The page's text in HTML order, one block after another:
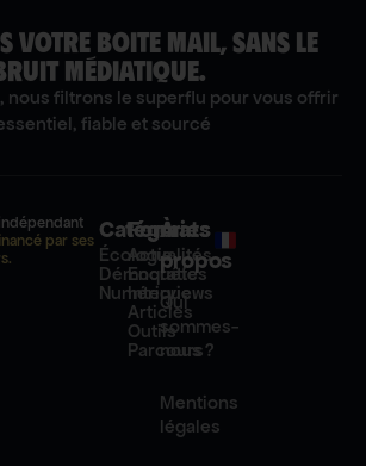
VOTRE BOITE MAIL, SANS LE
MÉDIATIQUE.
nous filtrons le superflu pour vous offrir
fiable et sourcé
par ses Catégories
Écologie
Démocratie
Numérique
Formats
Actualités
Enquêtes
Interviews
Articles
Outils
Parcours
À
propos
Qui
sommes-
nous ?
Mentions
légales